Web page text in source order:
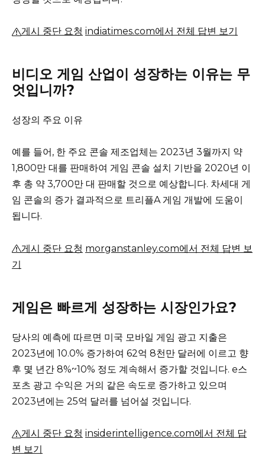
게시 중단 요청 indiatimes.com에서 전체 답변 보기
비디오 게임 산업이 성장하는 이유는 무
엇입니까?
성장의 주요 이유
예를 들어, 한 주요 콘솔 제조업체는 2023년 3월까지 약
1,800만 대를 판매하여 게임 콘솔 설치 기반을 2020년 이
후 총 약 3,700만 대 판매할 것으로 예상합니다. 차세대 게
임 콘솔의 증가 결과적으로 트리플A 게임 개발에 도움이
됩니다.
게시 중단 요청 morganstanley.com에서 전체 답변 보
기
게임은 빠르게 성장하는 시장인가요?
당사의 예측에 따르면 미국 모바일 게임 광고 지출은
2023년에 10.0% 증가하여 62억 8천만 달러에 이르고 향
후 몇 년간 8%~10% 정도 계속해서 증가할 것입니다. e스
포츠 광고 수익은 거의 같은 속도로 증가하고 있으며
2023년에는 25억 달러를 넘어설 것입니다.
게시 중단 요청 insiderintelligence.com에서 전체 답
변 보기